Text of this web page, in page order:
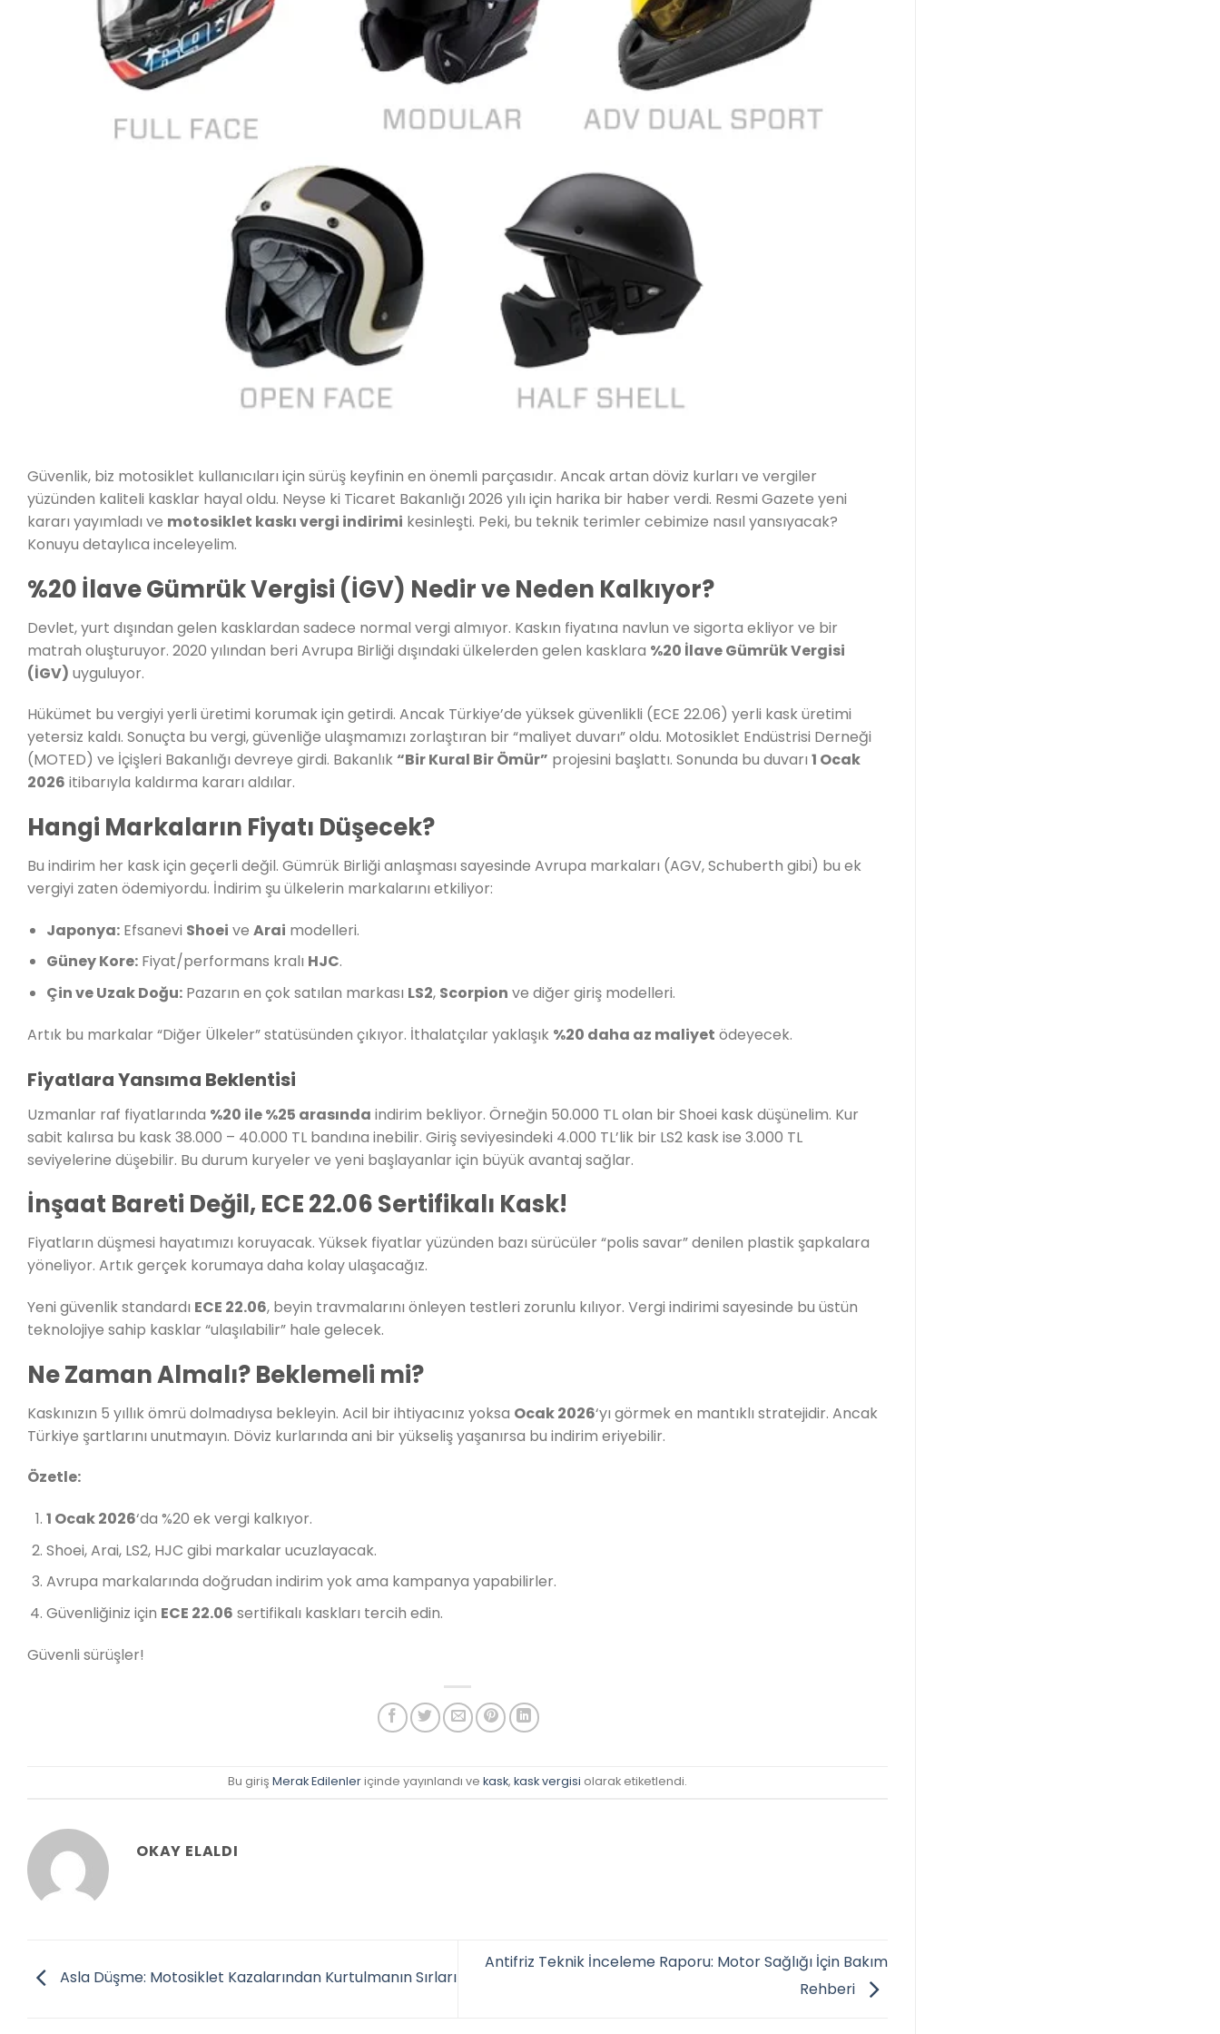
Güvenlik, biz motosiklet kullanıcıları için sürüş keyfinin en önemli parçasıdır. Ancak artan döviz kurları ve vergiler
yüzünden kaliteli kasklar hayal oldu. Neyse ki Ticaret Bakanlığı 2026 yılı için harika bir haber verdi. Resmi Gazete yeni
kararı yayımladı ve motosiklet kaskı vergi indirimi kesinleşti. Peki, bu teknik terimler cebimize nasıl yansıyacak?
Konuyu detaylıca inceleyelim.
%20 İlave Gümrük Vergisi (İGV) Nedir ve Neden Kalkıyor?
Devlet, yurt dışından gelen kasklardan sadece normal vergi almıyor. Kaskın fiyatına navlun ve sigorta ekliyor ve bir
matrah oluşturuyor. 2020 yılından beri Avrupa Birliği dışındaki ülkelerden gelen kasklara %20 İlave Gümrük Vergisi
(İGV) uyguluyor.
Hükümet bu vergiyi yerli üretimi korumak için getirdi. Ancak Türkiye’de yüksek güvenlikli (ECE 22.06) yerli kask üretimi
yetersiz kaldı. Sonuçta bu vergi, güvenliğe ulaşmamızı zorlaştıran bir “maliyet duvarı” oldu. Motosiklet Endüstrisi Derneği
(MOTED) ve İçişleri Bakanlığı devreye girdi. Bakanlık “Bir Kural Bir Ömür” projesini başlattı. Sonunda bu duvarı 1 Ocak
2026 itibarıyla kaldırma kararı aldılar.
Hangi Markaların Fiyatı Düşecek?
Bu indirim her kask için geçerli değil. Gümrük Birliği anlaşması sayesinde Avrupa markaları (AGV, Schuberth gibi) bu ek
vergiyi zaten ödemiyordu. İndirim şu ülkelerin markalarını etkiliyor:
Japonya:Efsanevi Shoei ve Arai modelleri.
Güney Kore:Fiyat/performans kralı HJC.
Çin ve Uzak Doğu:Pazarın en çok satılan markası LS2, Scorpion ve diğer giriş modelleri.
Artık bu markalar “Diğer Ülkeler” statüsünden çıkıyor. İthalatçılar yaklaşık %20 daha az maliyet ödeyecek.
Fiyatlara Yansıma Beklentisi
Uzmanlar raf fiyatlarında %20 ile %25 arasında indirim bekliyor. Örneğin 50.000 TL olan bir Shoei kask düşünelim. Kur
sabit kalırsa bu kask 38.000 – 40.000 TL bandına inebilir. Giriş seviyesindeki 4.000 TL’lik bir LS2 kask ise 3.000 TL
seviyelerine düşebilir. Bu durum kuryeler ve yeni başlayanlar için büyük avantaj sağlar.
İnşaat Bareti Değil, ECE 22.06 Sertifikalı Kask!
Fiyatların düşmesi hayatımızı koruyacak. Yüksek fiyatlar yüzünden bazı sürücüler “polis savar” denilen plastik şapkalara
yöneliyor. Artık gerçek korumaya daha kolay ulaşacağız.
Yeni güvenlik standardı ECE 22.06, beyin travmalarını önleyen testleri zorunlu kılıyor. Vergi indirimi sayesinde bu üstün
teknolojiye sahip kasklar “ulaşılabilir” hale gelecek.
Ne Zaman Almalı? Beklemeli mi?
Kaskınızın 5 yıllık ömrü dolmadıysa bekleyin. Acil bir ihtiyacınız yoksa Ocak 2026‘yı görmek en mantıklı stratejidir. Ancak
Türkiye şartlarını unutmayın. Döviz kurlarında ani bir yükseliş yaşanırsa bu indirim eriyebilir.
Özetle:
1 Ocak 2026‘da %20 ek vergi kalkıyor.
Shoei, Arai, LS2, HJC gibi markalar ucuzlayacak.
Avrupa markalarında doğrudan indirim yok ama kampanya yapabilirler.
Güvenliğiniz için ECE 22.06 sertifikalı kaskları tercih edin.
Güvenli sürüşler!
Bu giriş Merak Edilenleriçinde yayınlandı ve kask, kask vergisi olarak etiketlendi.
OKAY ELALDI
Asla Düşme: Motosiklet Kazalarından Kurtulmanın Sırları
Antifriz Teknik İnceleme Raporu: Motor Sağlığı İçin Bakım
Rehberi